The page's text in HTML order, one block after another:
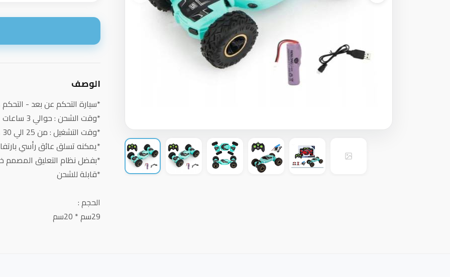
الوصف
*سيارة التحكم عن بعد -
*وقت الشحن : حوالي 3 ساعات
*وقت التشغيل : من 25 الي 30 دقيقة
*⁠يمكنه تسلق عائق رأسي بارتفاع
*⁠بفضل نظام التعليق المصمم
*قابلة للشحن
الحجم :
29سم * 20سم